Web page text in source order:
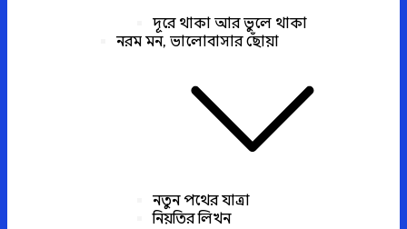
দূরে থাকা আর ভুলে থাকা
নরম মন, ভালোবাসার ছোঁয়া
নতুন পথের যাত্রা
নিয়তির লিখন